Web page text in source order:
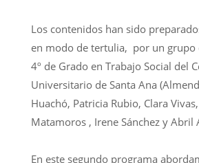
Los contenidos han sido
en modo de tertulia, por un grupo
4º de Grado en Trabajo Social del
Universitario de Santa Ana
Huachó, Patricia Rubio, Clara
Matamoros , Irene Sánchez y Abril
En este segundo programa